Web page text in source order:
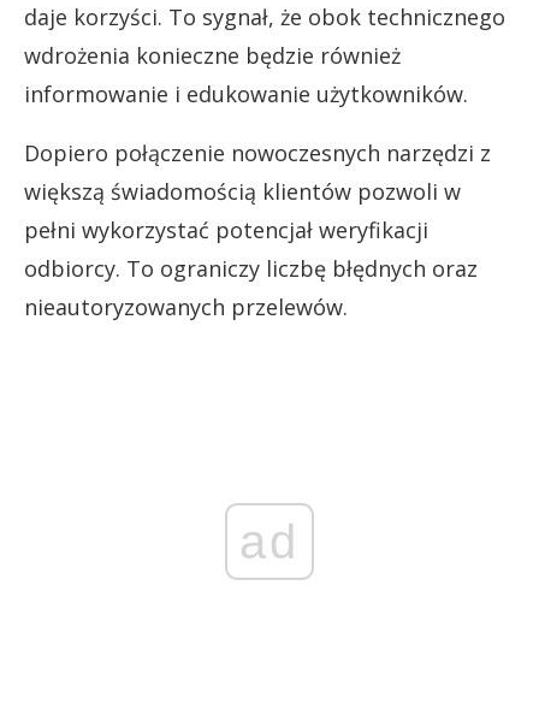
daje korzyści. To sygnał, że obok technicznego
wdrożenia konieczne będzie również
informowanie i edukowanie użytkowników.
Dopiero połączenie nowoczesnych narzędzi z
większą świadomością klientów pozwoli w
pełni wykorzystać potencjał weryfikacji
odbiorcy. To ograniczy liczbę błędnych oraz
nieautoryzowanych przelewów.
ad